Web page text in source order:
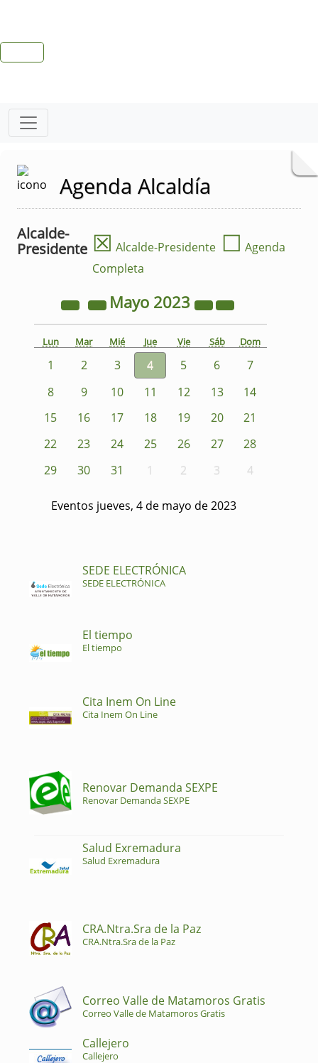
Agenda Alcaldía
Alcalde-
Presidente ☒ Alcalde-Presidente ☐ Agenda
Completa
Mayo 2023
Lun Mar Mié Jue Vie Sáb Dom
1 2 3 4 5 6
7
8
9 10 11 12 13
14
15
16 17 18 19 20
21
22
23 24 25 26 27
28
29
30 31 1 2 3 4
Eventos jueves, 4 de mayo de 2023
SEDE ELECTRÓNICA
SEDE ELECTRÓNICA
El tiempo
El tiempo
Cita Inem On Line
Cita Inem On Line
Renovar Demanda SEXPE
Renovar Demanda SEXPE
Salud Exremadura
Salud Exremadura
CRA.Ntra.Sra de la Paz
CRA.Ntra.Sra de la Paz
Correo Valle de Matamoros Gratis
Correo Valle de Matamoros Gratis
Callejero
Callejero